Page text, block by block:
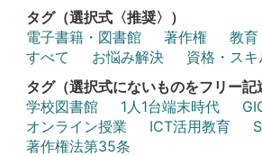
タグ（選択式〈推奨〉）
電子書籍・図書館
著作権
教育
すべて
お悩み解決
資格・ス
タグ（選択式にないものをフリー記
学校図書館
1人1台端末時代
オンライン授業
ICT活用教育
著作権法第35条